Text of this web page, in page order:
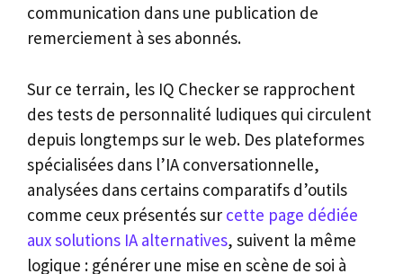
communication dans une publication de
remerciement à ses abonnés.
Sur ce terrain, les IQ Checker se rapprochent
des tests de personnalité ludiques qui circulent
depuis longtemps sur le web. Des plateformes
spécialisées dans l’IA conversationnelle,
analysées dans certains comparatifs d’outils
comme ceux présentés sur cette page dédiée
aux solutions IA alternatives, suivent la même
logique : générer une mise en scène de soi à